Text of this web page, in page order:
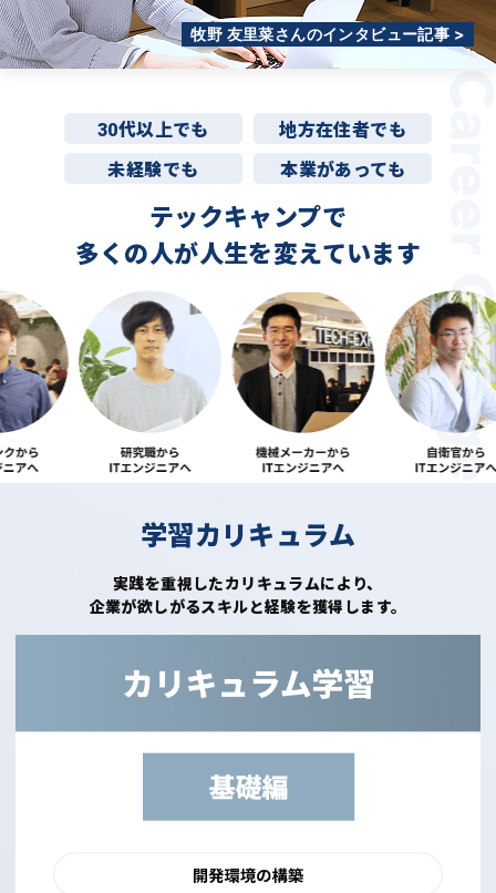
牧野 友里菜さんのインタビュー記事 >
30代以上でも
地方在住者でも
未経験でも
本業があっても
テックキャンプで
多くの人が人生を変えています
学習カリキュラム
実践を重視したカリキュラムにより、
企業が欲しがるスキルと経験を獲得します。